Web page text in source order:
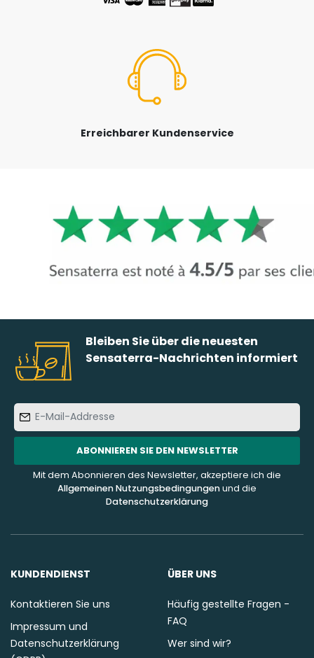
Erreichbarer Kundenservice
Bleiben Sie über die neuesten
Sensaterra-Nachrichten informiert
Mail-
Addresse
ABONNIEREN SIE DEN NEWSLETTER
Mit dem Abonnieren des Newsletter, akzeptiere ich die
Allgemeinen Nutzungsbedingungenund die
Datenschutzerklärung
KUNDENDIENST
Kontaktieren Sie uns
Impressum und
Datenschutzerklärung
ÜBER UNS
Häufig gestellte Fragen -
FAQ
Wer sind wir?